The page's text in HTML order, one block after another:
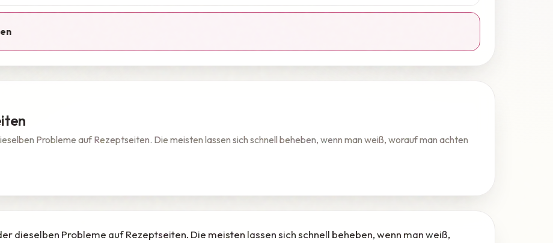
Probleme auf Rezeptseiten. Die meisten lassen sich schnell beheben, wenn man weiß, worauf man achten
dieselben Probleme auf Rezeptseiten. Die meisten lassen sich schnell beheben, wenn man weiß,